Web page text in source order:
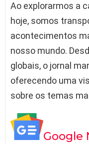
Ao explorarmos a
hoje, somos
acontecimentos
nosso mundo.
globais, o jornal
oferecendo uma
sobre os temas
Google